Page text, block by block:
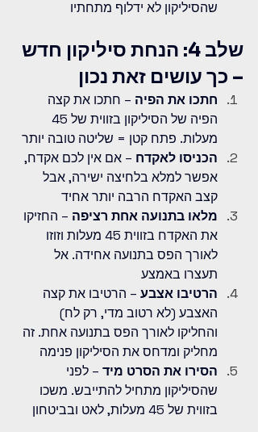
שהסיליקון לא ידלוף מתחתיו
שלב 4: הנחת סיליקון חדש
– כך עושים זאת נכון
חתכו את הפיה – חתכו את קצה
מעלות. פתח קטן = שליטה טובה יותר
הכניסו לאקדח – אם אין לכם אקדח,
אפשר למלא בלחיצה ישירה, אבל
קצב האקדח הרבה יותר אחיד
מלאו בתנועה אחת רציפה – החזיקו
את האקדח בזווית 45 מעלות וזוזו
לאורך הפס בתנועה אחידה. אל
תעצרו באמצע
הרטיבו אצבע – הרטיבו את קצה
האצבע (לא רטוב מדי, רק לח)
והחליקו לאורך הפס בתנועה אחת. זה
מחליק ומדחס את הסיליקון פנימה
הסירו את הסרט מיד – לפני
שהסיליקון מתחיל להתייבש. משכו
בזווית של 45 מעלות, לאט ובביטחון